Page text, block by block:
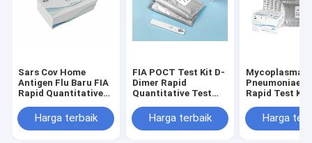
Sars Cov Home
Antigen Flu Baru FIA
Rapid Quantitative
Harga terbaik
FIA POCT Test Kit D-
Dimer Rapid
Quantitative Test
Harga terbaik
Mycoplasma
Pneumoniae
Rapid Test Kit
Harga